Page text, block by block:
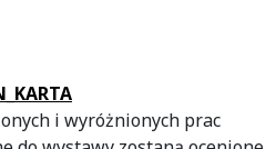
i wyróżnionych prac